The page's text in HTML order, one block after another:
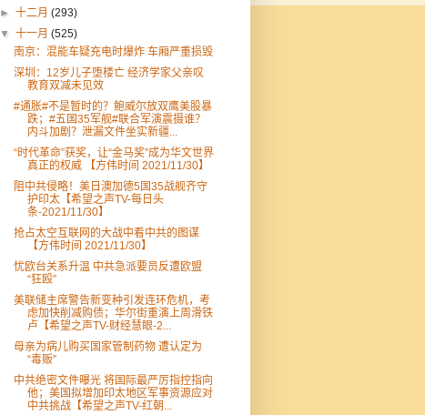
►十二月(293)
▼十一月(525)
南京：混能车疑充电时爆炸 车厢严重损毁
深圳：12岁儿子堕楼亡 经济学家父亲叹
教育双减未见效
#通胀#不是暂时的？鲍威尔放双鹰美股暴
跌；#五国35军舰#联合军演震摄谁？
内斗加剧？泄漏文件坐实新疆...
“时代革命”获奖，让“金马奖”成为华文世界
真正的权威 【方伟时间 2021/11/30】
阻中共侵略！美日澳加德5国35战舰齐守
护印太【希望之声TV-每日头
条-2021/11/30】
抢占太空互联网的大战中看中共的图谋
【方伟时间 2021/11/30】
忧欧台关系升温 中共急派要员反遭欧盟
“狂殴”
美联储主席警告新变种引发连环危机，考
虑加快削减购债；华尔街重演上周滑铁
卢【希望之声TV-财经慧眼-2...
母亲为病儿购买国家管制药物 遭认定为
“毒贩”
中共绝密文件曝光 将国际最严厉指控指向
他；美国拟增加印太地区军事资源应对
中共挑战【希望之声TV-红朝...